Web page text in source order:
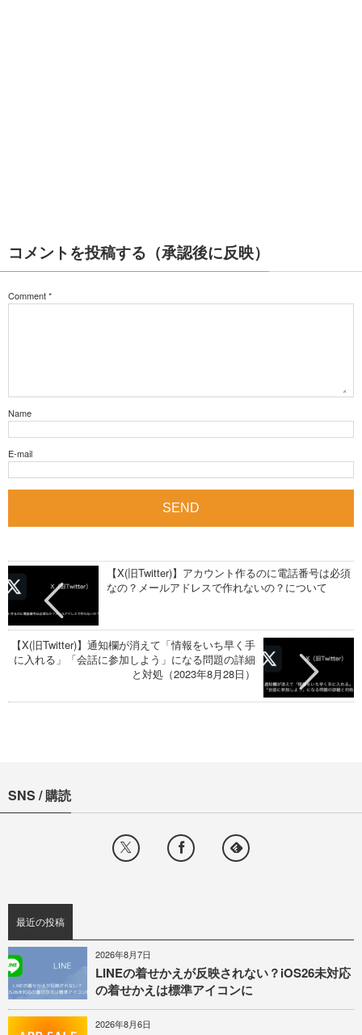
コメントを投稿する（承認後に反映）
Comment*
Name
E-mail
【X(旧Twitter)】アカウント作るのに電話番号は必須
なの？メールアドレスで作れないの？について
【X(旧Twitter)】通知欄が消えて「情報をいち早く手
に入れる」「会話に参加しよう」になる問題の詳細
と対処（2023年8月28日）
SNS / 購読
最近の投稿
2026年8月7日
LINEの着せかえが反映されない？iOS26未対応
の着せかえは標準アイコンに
2026年8月6日